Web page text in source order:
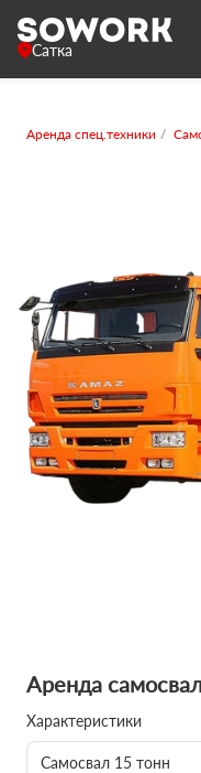
Сатка
Аренда спец.техники
Аренда
Характеристики
Самосвал 15 тонн